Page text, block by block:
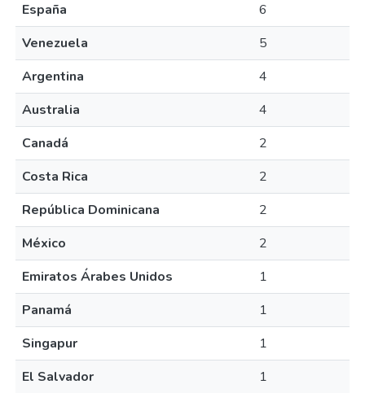
España
6
Venezuela
5
Argentina
4
Australia
4
Canadá
2
Costa Rica
2
República Dominicana
2
México
2
Emiratos Árabes Unidos
1
Panamá
1
Singapur
1
El Salvador
1